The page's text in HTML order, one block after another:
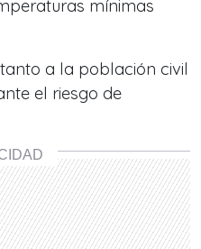
mínimas
a la población civil
el riesgo de